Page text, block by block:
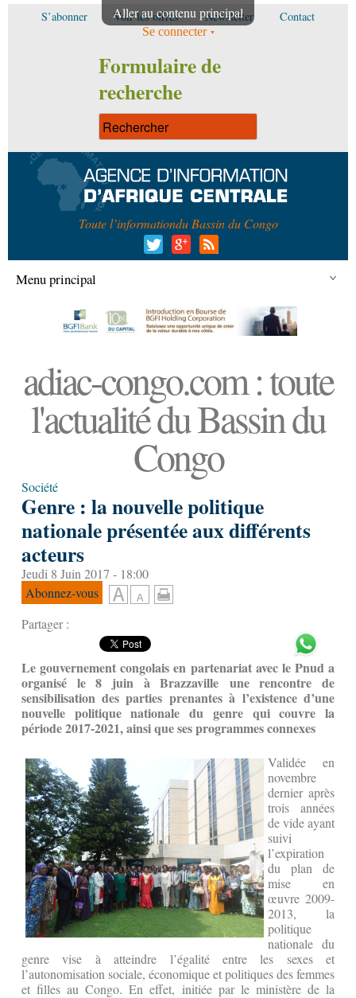
Aller au contenu principal
S’abonner Voir les offres Newsletter Contact
Se connecter
Formulaire de
recherche
Toute l’informationdu Bassin du Congo
Menu principal
adiac-congo.com : toute
l'actualité du Bassin du
Congo
Société
Genre : la nouvelle politique
nationale présentée aux différents
acteurs
Jeudi 8 Juin 2017 - 18:00
Abonnez-vous
Partager :
Le gouvernement congolais en partenariat avec le Pnud a
organisé le 8 juin à Brazzaville une rencontre de
sensibilisation des parties prenantes à l’existence d’une
nouvelle politique nationale du genre qui couvre la
période 2017-2021, ainsi que ses programmes connexes
Validée en
novembre
dernier après
trois années
de vide ayant
suivi
l’expiration
du plan de
mise en
œuvre 2009-
2013, la
politique
nationale du
genre vise à atteindre l’égalité entre les sexes et
l’autonomisation sociale, économique et politiques des femmes
et filles au Congo. En effet, initiée par le ministère de la